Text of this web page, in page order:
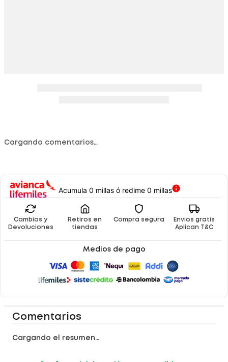
Cargando comentarios…
Acumula 0 millas ó redime 0 millas
Cambios y
Devoluciones
Retiros en
tiendas
Compra segura
Envíos gratis
Aplican T&C
Medios de pago
Comentarios
Cargando el resumen…